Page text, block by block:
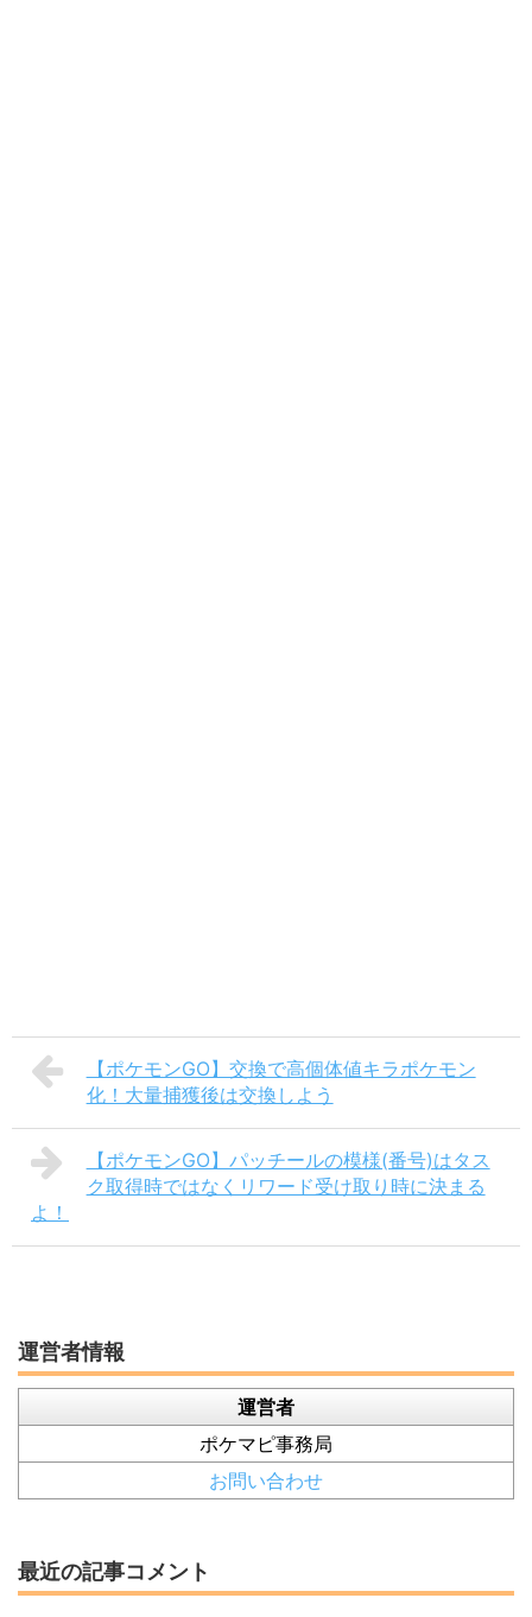
【ポケモンGO】交換で高個体値キラポケモン
化！大量捕獲後は交換しよう
【ポケモンGO】パッチールの模様(番号)はタス
ク取得時ではなくリワード受け取り時に決まる
よ！
運営者情報
運営者
ポケマピ事務局
お問い合わせ
最近の記事コメント